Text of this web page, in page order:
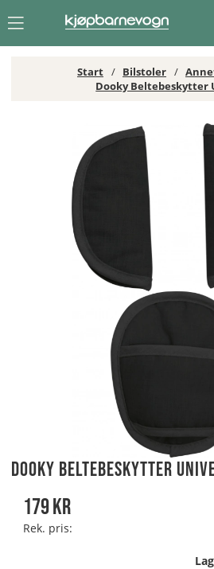
Start Bilstoler
Dooky Beltebeskytter
Dooky Beltebeskytter Universal
Dooky Beltebeskytter
179kr
Rek. pris: